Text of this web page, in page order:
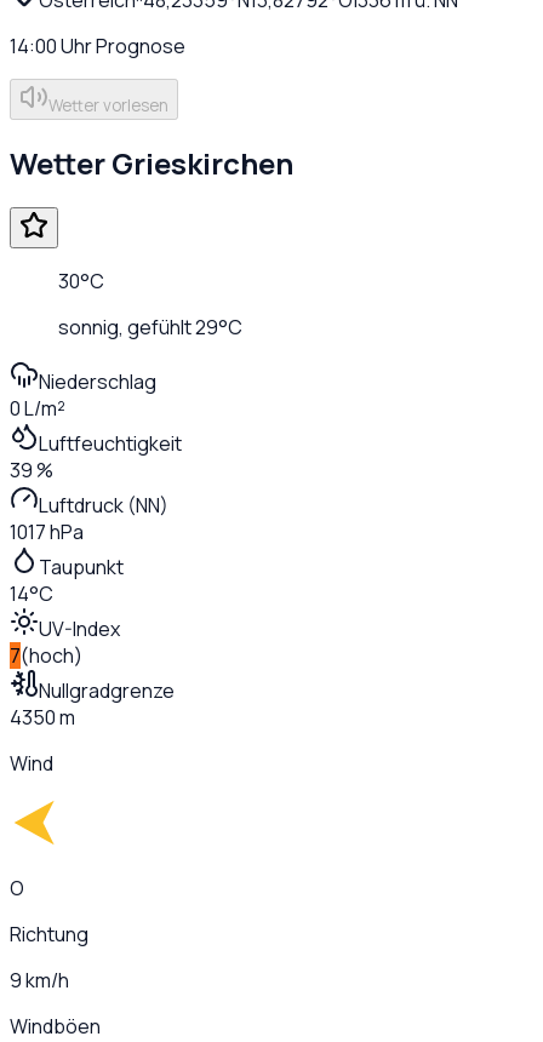
14:00UhrPrognose
Wetter vorlesen
WetterGrieskirchen
30°C
sonnig, gefühlt29°C
Niederschlag
0 L/m²
Luftfeuchtigkeit
39 %
Luftdruck (NN)
1017 hPa
Taupunkt
14°C
UV-Index
7(hoch)
Nullgradgrenze
4350 m
Wind
O
Richtung
9 km/h
Windböen